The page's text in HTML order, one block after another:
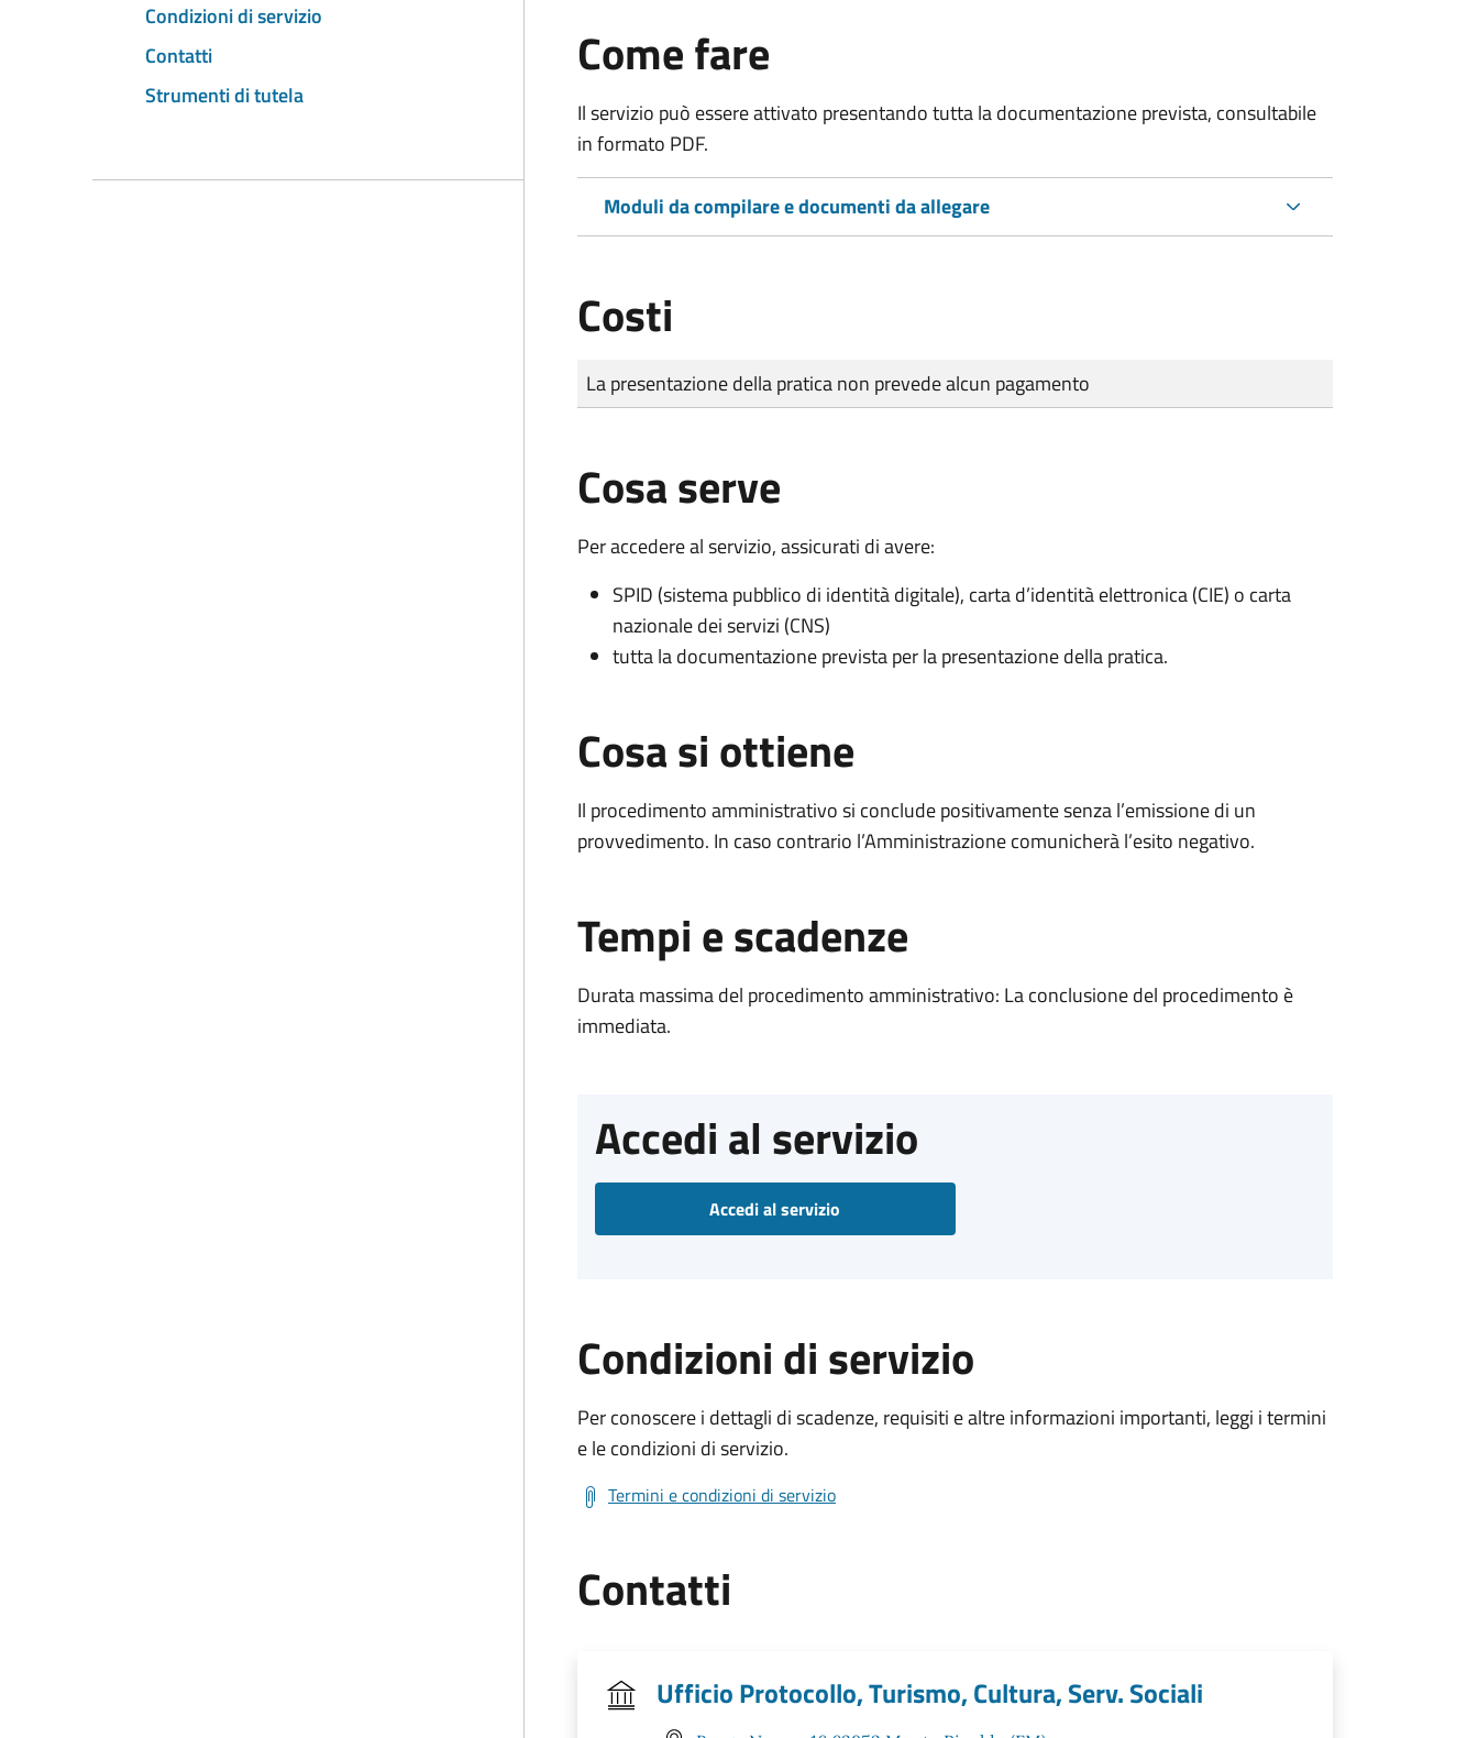
Condizioni di servizio
Contatti
Strumenti di tutela
Come fare
Il servizio può essere attivato presentando tutta la documentazione prevista, consultabile
in formato PDF.
Moduli da compilare e documenti da allegare
Costi
Tipo di pagamento
Importo
La presentazione della pratica non prevede alcun pagamento
Cosa serve
Per accedere al servizio, assicurati di avere:
SPID (sistema pubblico di identità digitale), carta d’identità elettronica (CIE) o carta
nazionale dei servizi (CNS)
tutta la documentazione prevista per la presentazione della pratica.
Cosa si ottiene
Il procedimento amministrativo si conclude positivamente senza l’emissione di un
provvedimento. In caso contrario l’Amministrazione comunicherà l’esito negativo.
Tempi e scadenze
Durata massima del procedimento amministrativo: La conclusione del procedimento è
immediata.
Accedi al servizio
Accedi al servizio
Condizioni di servizio
Per conoscere i dettagli di scadenze, requisiti e altre informazioni importanti, leggi i termini
e le condizioni di servizio.
Termini e condizioni di servizio
Contatti
Ufficio Protocollo, Turismo, Cultura, Serv. Sociali